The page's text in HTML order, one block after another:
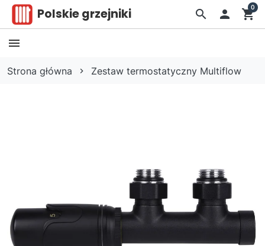
Polskie grzejniki search  shopping_cart
0
Strona główna Zestaw termostatyczny Multiflow